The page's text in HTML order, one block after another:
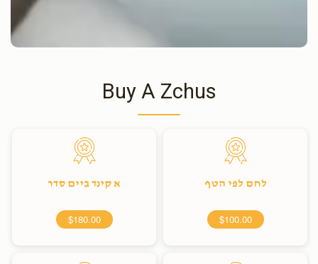
Buy A Zchus
לחם לפי הטף
$100.00
א קינד ביים סדר
$180.00